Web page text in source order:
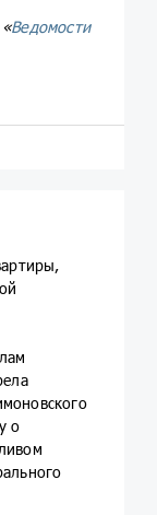
Ведомости
о